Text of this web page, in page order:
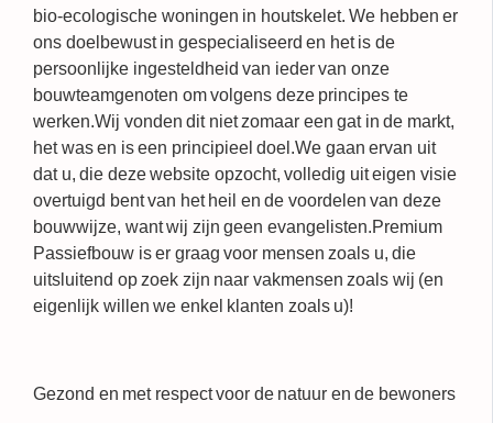
bio-ecologische woningen in houtskelet. We hebben er
ons doelbewust in gespecialiseerd en het is de
persoonlijke ingesteldheid van ieder van onze
bouwteamgenoten om volgens deze principes te
werken.Wij vonden dit niet zomaar een gat in de markt,
het was en is een principieel doel.We gaan ervan uit
dat u, die deze website opzocht, volledig uit eigen visie
overtuigd bent van het heil en de voordelen van deze
bouwwijze, want wij zijn geen evangelisten.Premium
Passiefbouw is er graag voor mensen zoals u, die
uitsluitend op zoek zijn naar vakmensen zoals wij (en
eigenlijk willen we enkel klanten zoals u)!
Gezond en met respect voor de natuur en de bewoners